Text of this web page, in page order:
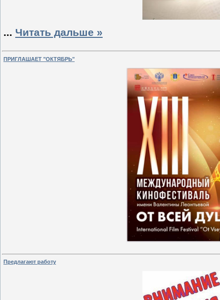
... Читать дальше »
ПРИГЛАШАЕТ "ОКТЯБРЬ"
Предлагают работу